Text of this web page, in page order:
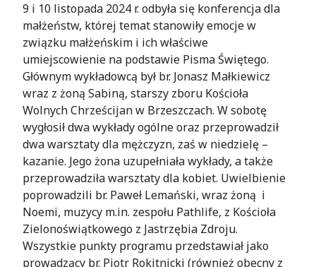
9 i 10 listopada 2024 r. odbyła się konferencja dla
małżeństw, której temat stanowiły emocje w
związku małżeńskim i ich właściwe
umiejscowienie na podstawie Pisma Świętego.
Głównym wykładowcą był br. Jonasz Małkiewicz
wraz z żoną Sabiną, starszy zboru Kościoła
Wolnych Chrześcijan w Brzeszczach. W sobotę
wygłosił dwa wykłady ogólne oraz przeprowadził
dwa warsztaty dla mężczyzn, zaś w niedzielę –
kazanie. Jego żona uzupełniała wykłady, a także
przeprowadziła warsztaty dla kobiet. Uwielbienie
poprowadzili br. Paweł Lemański, wraz żoną i
Noemi, muzycy m.in. zespołu Pathlife, z Kościoła
Zielonoświątkowego z Jastrzębia Zdroju.
Wszystkie punkty programu przedstawiał jako
prowadzący br. Piotr Rokitnicki (również obecny z